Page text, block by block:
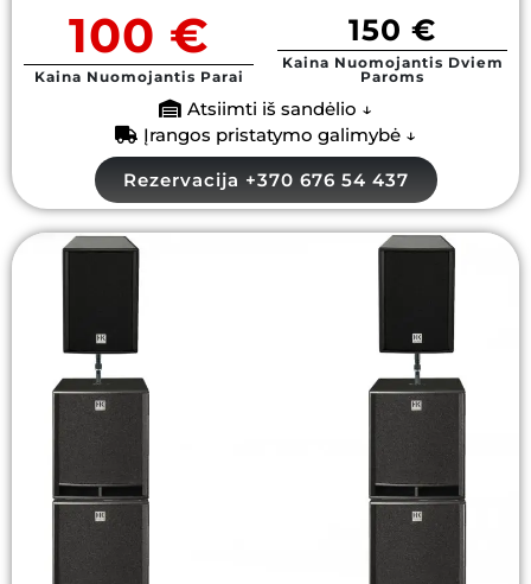
100 €
Kaina Nuomojantis Parai
150 €
Kaina Nuomojantis Dviem
Paroms
Atsiimti iš sandėlio ↓
Įrangos pristatymo galimybė ↓
Rezervacija +370 676 54 437